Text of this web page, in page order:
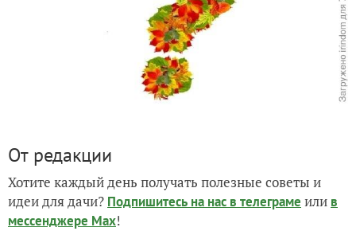
От редакции
Хотите каждый день получать полезные советы и
идеи для дачи? Подпишитесь на нас в телеграме или в
мессенджере Max!